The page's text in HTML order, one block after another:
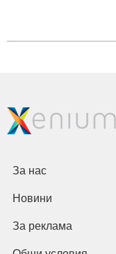
За нас
Новини
За реклама